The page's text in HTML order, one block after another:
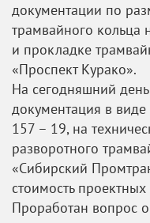
документации по
трамвайного кольца
и прокладке
«Проспект Курако».
На сегодняшний
документация в
157 – 19, на
разворотного
«Сибирский
стоимость
Проработан вопрос